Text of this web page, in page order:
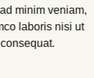
minim veniam,
laboris nisi ut